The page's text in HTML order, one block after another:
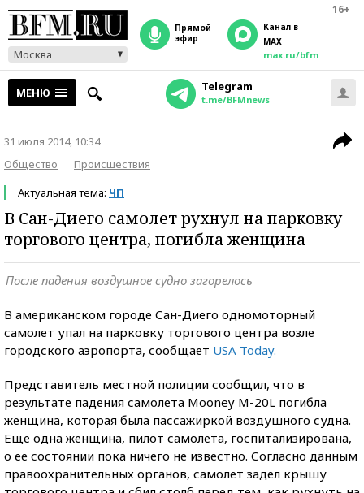
16+
Москва
прямой
эфир
Канал в
MAX
max.ru/bfm
МЕНЮ Telegram
t.me/BFMnews
31 июля 2014, 10:34
Общество
Происшествия
Актуальная тема: ЧП
В Сан-Диего самолет рухнул на парковку
торгового центра, погибла женщина
После падения воздушное судно загорелось
В американском городе Сан-Диего одномоторный
самолет упал на парковку торгового центра возле
городского аэропорта, сообщает USA Today.
Представитель местной полиции сообщил, что в
результате падения самолета Mooney M-20L погибла
женщина, которая была пассажиркой воздушного судна.
Еще одна женщина, пилот самолета, госпитализирована,
о ее состоянии пока ничего не известно. Согласно данным
правоохранительных органов, самолет задел крышу